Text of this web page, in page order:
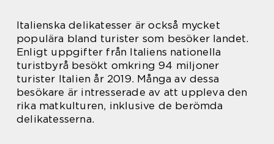
Italienska delikatesser är också mycket
populära bland turister som besöker landet.
Enligt uppgifter från Italiens nationella
turistbyrå besökt omkring 94 miljoner
turister Italien år 2019. Många av dessa
besökare är intresserade av att uppleva den
rika matkulturen, inklusive de berömda
delikatesserna.